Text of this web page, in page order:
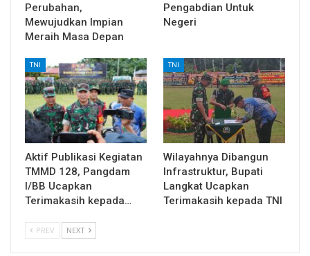
Perubahan,
Mewujudkan Impian
Meraih Masa Depan
Pengabdian Untuk
Negeri
TNI
Aktif Publikasi Kegiatan
TMMD 128, Pangdam
I/BB Ucapkan
Terimakasih kepada…
TNI
Wilayahnya Dibangun
Infrastruktur, Bupati
Langkat Ucapkan
Terimakasih kepada TNI
PREV NEXT